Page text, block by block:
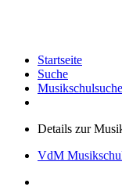
Startseite
Suche
Musikschulsuche
Details zur
VdM